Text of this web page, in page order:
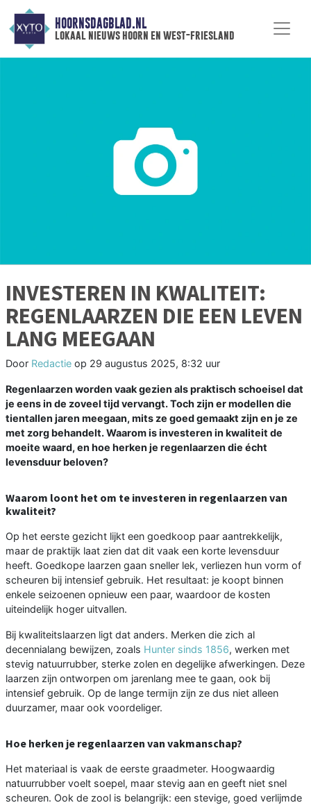
HOORNSDAGBLAD.NL
lokaal nieuws hoorn en west-friesland
INVESTEREN IN KWALITEIT:
REGENLAARZEN DIE EEN LEVEN
LANG MEEGAAN
Door Redactie op 29 augustus 2025, 8:32 uur
Regenlaarzen worden vaak gezien als praktisch schoeisel dat
je eens in de zoveel tijd vervangt. Toch zijn er modellen die
tientallen jaren meegaan, mits ze goed gemaakt zijn en je ze
met zorg behandelt. Waarom is investeren in kwaliteit de
moeite waard, en hoe herken je regenlaarzen die écht
levensduur beloven?
Waarom loont het om te investeren in regenlaarzen van
kwaliteit?
Op het eerste gezicht lijkt een goedkoop paar aantrekkelijk,
maar de praktijk laat zien dat dit vaak een korte levensduur
heeft. Goedkope laarzen gaan sneller lek, verliezen hun vorm of
scheuren bij intensief gebruik. Het resultaat: je koopt binnen
enkele seizoenen opnieuw een paar, waardoor de kosten
uiteindelijk hoger uitvallen.
Bij kwaliteitslaarzen ligt dat anders. Merken die zich al
decennialang bewijzen, zoals Hunter sinds 1856, werken met
stevig natuurrubber, sterke zolen en degelijke afwerkingen. Deze
laarzen zijn ontworpen om jarenlang mee te gaan, ook bij
intensief gebruik. Op de lange termijn zijn ze dus niet alleen
duurzamer, maar ook voordeliger.
Hoe herken je regenlaarzen van vakmanschap?
Het materiaal is vaak de eerste graadmeter. Hoogwaardig
natuurrubber voelt soepel, maar stevig aan en geeft niet snel
scheuren. Ook de zool is belangrijk: een stevige, goed verlijmde